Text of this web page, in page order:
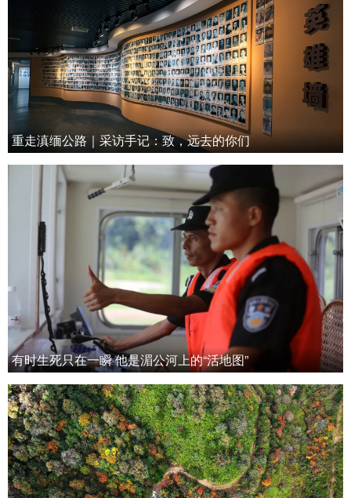
重走滇缅公路｜采访手记：致，远去的你们
有时生死只在一瞬 他是湄公河上的“活地图”